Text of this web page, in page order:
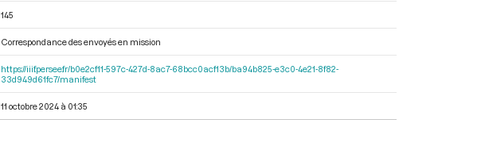
145
Correspondance des envoyés en mission
https://iiif.persee.fr/b0e2cf11-597c-427d-8ac7-68bcc0acf13b/ba94b825-e3c0-4e21-8f82-
33d949d61fc7/manifest
11 octobre 2024 à 01:35